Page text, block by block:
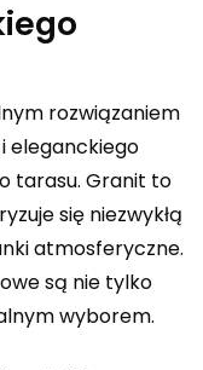
rozwiązaniem
eleganckiego
tarasu. Granit to
się niezwykłą
atmosferyczne.
są nie tylko
wyborem.